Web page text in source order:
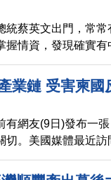
統蔡英文出門，常常
握情資，發現確實
而北京當局，也不
年輕世代，和非綠營
業鏈 受害柬國
有網友(9日)發布一
切。美國媒體最近
緝假消息的難度。
向台灣選民提出警